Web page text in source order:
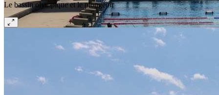
Le bassin olympique et le plongeoir